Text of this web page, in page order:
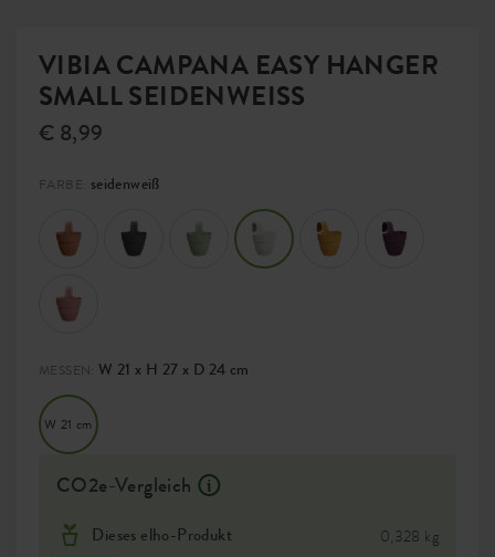
VIBIA CAMPANA EASY HANGER
SMALL SEIDENWEISS
€ 8,99
FARBE: seidenweiß
MESSEN: W 21 x H 27 x D 24 cm
W 21 cm
CO2e-Vergleich
Dieses elho-Produkt 0,328 kg